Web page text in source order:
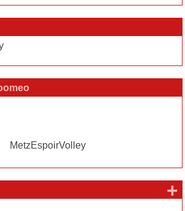
MetzEspoirVolley
+